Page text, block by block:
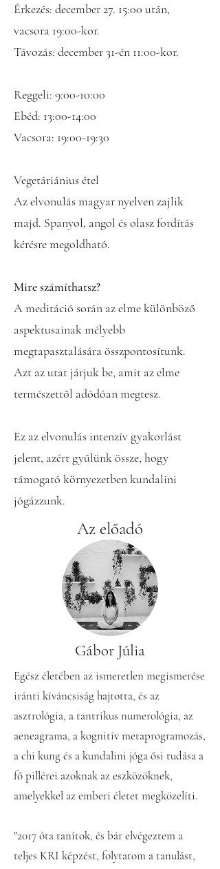
Érkezés: december 27. 15:00 után,
vacsora 19:00-kor.
Távozás: december 31-én 11:00-kor.
Reggeli: 9:00-10:00
Ebéd: 13:00-14:00
Vacsora: 19:00-19:30
Vegetáriánius étel
Az elvonulás magyar nyelven zajlik
majd. Spanyol, angol és olasz fordítás
kérésre megoldható.
Mire számíthatsz?
A meditáció során az elme különböző
aspektusainak mélyebb
megtapasztalására összpontosítunk.
Azt az utat járjuk be, amit az elme
természettől adódóan megtesz.
Ez az elvonulás intenzív gyakorlást
jelent, azért gyűlünk össze, hogy
támogató környezetben kundalini
jógázzunk.
Az előadó
Gábor Júlia
Egész életében az ismeretlen megismerése
iránti kíváncsiság hajtotta, és az
asztrológia, a tantrikus numerológia, az
aeneagrama, a kognitív metaprogramozás,
a chi kung és a kundalini jóga ősi tudása a
fő pillérei azoknak az eszközöknek,
amelyekkel az emberi életet megközelíti.
"2017 óta tanítok, és bár elvégeztem a
teljes KRI képzést, folytatom a tanulást,